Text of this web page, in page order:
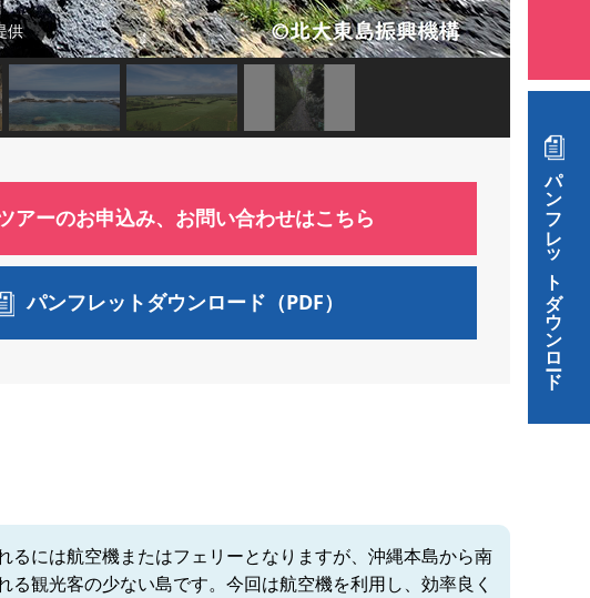
供
アーのお申込み、お問い合わせはこちら
パンフレットダウンロード（PDF）
には航空機またはフェリーとなりますが、沖縄本島から南
観光客の少ない島です。今回は航空機を利用し、効率良く
パンフレットダウンロード